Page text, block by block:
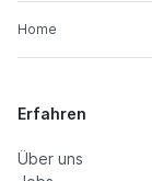
Home
Erfahren
Über uns